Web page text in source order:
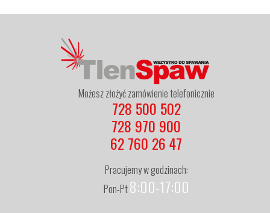
Możesz złożyć zamówienie telefonicznie
728 500 502
728 970 900
62 760 26 47
Pracujemy w godzinach:
Pon-Pt8:00-17:00